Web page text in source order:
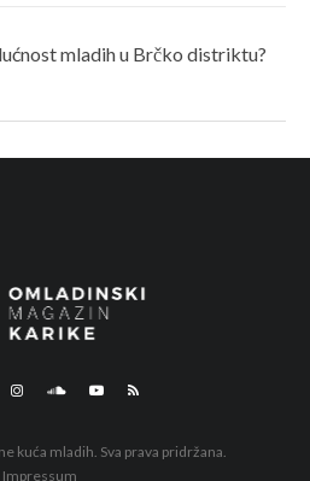
kuća mladih. Sva prava pridržana.
Impressum